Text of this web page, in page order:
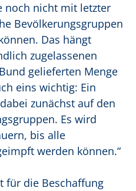
noch nicht mit letzter
Bevölkerungsgruppen
Das hängt
zugelassenen
gelieferten Menge
eins wichtig: Ein
zunächst auf den
Es wird
bis alle
werden können.“
für die Beschaffung